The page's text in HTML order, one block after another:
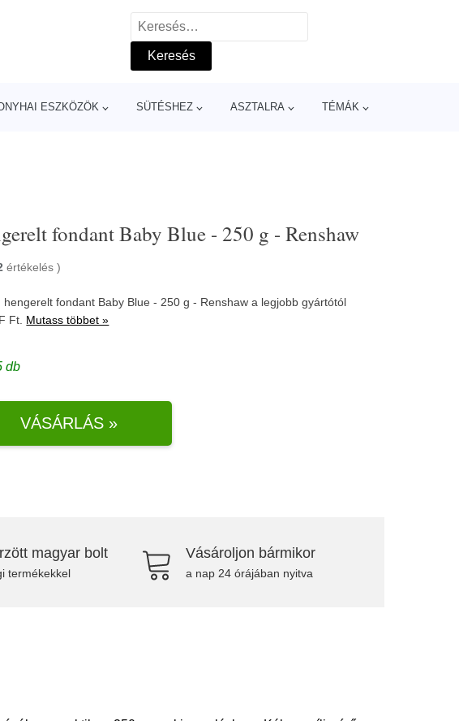
Keresés:
ESZKÖZÖK SÜTÉSHEZ ASZTALRA TÉMÁK
fondant Baby Blue - 250 g - Renshaw
értékelés)
fondant Baby Blue - 250 g - Renshaw a legjobb gyártótól
Ft. Mutass többet »
db
VÁSÁRLÁS »
magyar bolt
termékekkel
Vásároljon bármikor
a nap 24 órájában nyitva